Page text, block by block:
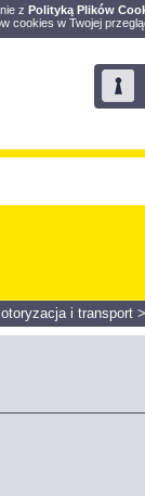
z Polityką Plików
cookies w Twojej
i transport